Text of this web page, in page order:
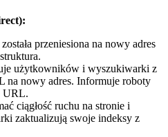
przeniesiona na nowy adres
użytkowników i wyszukiwarki z
na nowy adres. Informuje roboty
URL.
ciągłość ruchu na stronie i
zaktualizują swoje indeksy z